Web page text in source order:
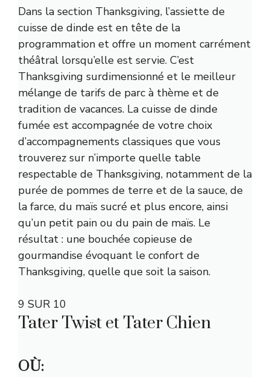
Dans la section Thanksgiving, l’assiette de
cuisse de dinde est en tête de la
programmation et offre un moment carrément
théâtral lorsqu’elle est servie. C’est
Thanksgiving surdimensionné et le meilleur
mélange de tarifs de parc à thème et de
tradition de vacances. La cuisse de dinde
fumée est accompagnée de votre choix
d’accompagnements classiques que vous
trouverez sur n’importe quelle table
respectable de Thanksgiving, notamment de la
purée de pommes de terre et de la sauce, de
la farce, du maïs sucré et plus encore, ainsi
qu’un petit pain ou du pain de maïs. Le
résultat : une bouchée copieuse de
gourmandise évoquant le confort de
Thanksgiving, quelle que soit la saison.
9 SUR 10
Tater Twist et Tater Chien
OÙ: